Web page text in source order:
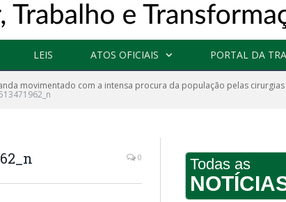
LEIS ATOS OFICIAIS PORTAL DA
movimentado com a intensa procura da população pelas cirurgias
0 Todas as